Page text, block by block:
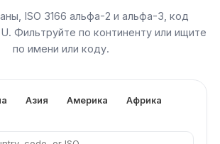
ISO 3166 альфа-2 и альфа-3, код
Фильтруйте по континенту или ищите
по имени или коду.
Азия Америка
Африка